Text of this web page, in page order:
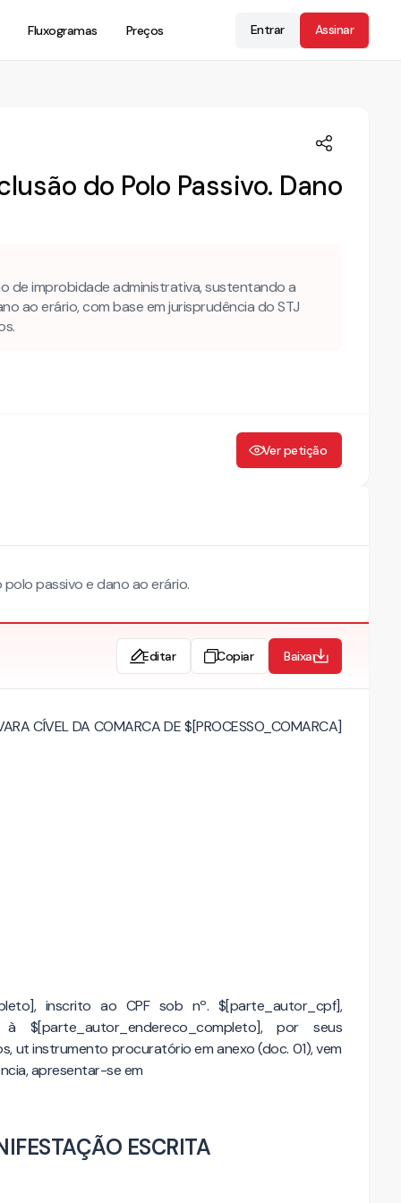
Fluxogramas Preços Entrar Assinar
do Polo Passivo. Dano
de improbidade administrativa, sustentando a
ao erário, com base em jurisprudência do STJ
Ver petição
passivo e dano ao erário.
Editar Copiar Baixar
CÍVEL DA COMARCA DE $[PROCESSO_COMARCA]
inscrito ao CPF sob nº. $[parte_autor_cpf],
$[parte_autor_endereco_completo], por seus
ut instrumento procuratório em anexo (doc. 01), vem
apresentar-se em
ESCRITA